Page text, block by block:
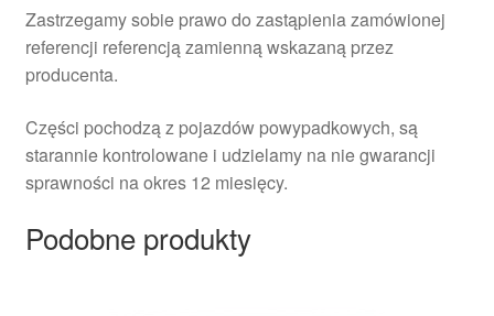
Zastrzegamy sobie prawo do zastąpienia zamówionej
referencji referencją zamienną wskazaną przez
producenta.
Części pochodzą z pojazdów powypadkowych, są
starannie kontrolowane i udzielamy na nie gwarancji
sprawności na okres 12 miesięcy.
Podobne produkty